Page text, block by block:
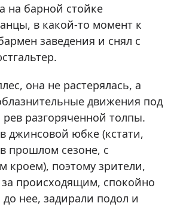
на барной стойке
в какой-то момент к
заведения и снял с
она не растерялась, а
движения под
разгоряченной толпы.
джинсовой юбке (кстати,
прошлом сезоне, с
кроем), поэтому зрители,
происходящим, спокойно
до нее, задирали подол и